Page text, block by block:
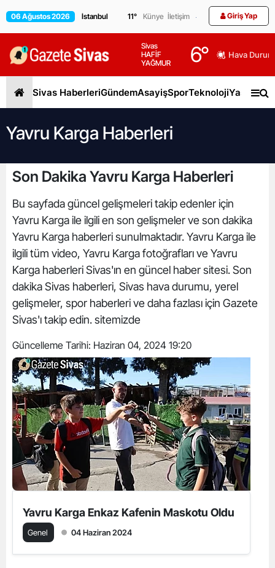
06 Ağustos 2026 11° Künye İletişim Giriş Yap
Sivas
HAFİF
YAĞMUR
6° Hava
Sivas HaberleriGündemAsayişSporTeknolojiYaşam
Yavru Karga Haberleri
Son Dakika Yavru Karga Haberleri
Bu sayfada güncel gelişmeleri takip edenler için
Yavru Karga ile ilgili en son gelişmeler ve son dakika
Yavru Karga haberleri sunulmaktadır. Yavru Karga ile
ilgili tüm video, Yavru Karga fotoğrafları ve Yavru
Karga haberleri Sivas'ın en güncel haber sitesi. Son
dakika Sivas haberleri, Sivas hava durumu, yerel
gelişmeler, spor haberleri ve daha fazlası için Gazete
Sivas'ı takip edin. sitemizde
Güncelleme Tarihi: Haziran 04, 2024 19:20
Yavru Karga Enkaz Kafenin Maskotu Oldu
Genel 04 Haziran 2024